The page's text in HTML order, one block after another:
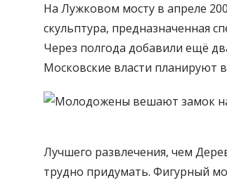
На Лужковом мосту в апреле
скульптура, предназначенная
Через полгода добавили ещё
Московские власти планируют
Лучшего развлечения, чем
трудно придумать. Фигурный